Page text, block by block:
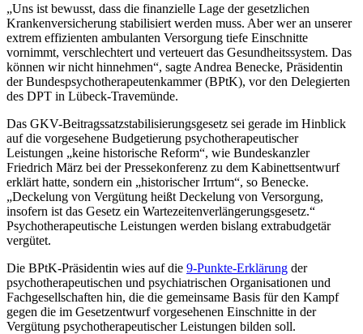
„Uns ist bewusst, dass die finanzielle Lage der gesetzlichen
Krankenversicherung stabilisiert werden muss. Aber wer an unserer
extrem effizienten ambulanten Versorgung tiefe Einschnitte
vornimmt, verschlechtert und verteuert das Gesundheitssystem. Das
können wir nicht hinnehmen“, sagte Andrea Benecke, Präsidentin
der Bundespsychotherapeutenkammer (BPtK), vor den Delegierten
des DPT in Lübeck-Travemünde.
Das GKV-Beitragssatzstabilisierungsgesetz sei gerade im Hinblick
auf die vorgesehene Budgetierung psychotherapeutischer
Leistungen „keine historische Reform“, wie Bundeskanzler
Friedrich März bei der Pressekonferenz zu dem Kabinettsentwurf
erklärt hatte, sondern ein „historischer Irrtum“, so Benecke.
„Deckelung von Vergütung heißt Deckelung von Versorgung,
insofern ist das Gesetz ein Wartezeitenverlängerungsgesetz.“
Psychotherapeutische Leistungen werden bislang extrabudgetär
vergütet.
Die BPtK-Präsidentin wies auf die 9-Punkte-Erklärung der
psychotherapeutischen und psychiatrischen Organisationen und
Fachgesellschaften hin, die die gemeinsame Basis für den Kampf
gegen die im Gesetzentwurf vorgesehenen Einschnitte in der
Vergütung psychotherapeutischer Leistungen bilden soll.